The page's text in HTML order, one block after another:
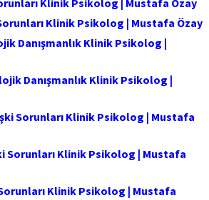
Klinik Psikolog | Mustafa Özay
Danışmanlık Klinik Psikolog |
Danışmanlık Klinik Psikolog |
Sorunları Klinik Psikolog | Mustafa
Sorunları Klinik Psikolog | Mustafa
Klinik Psikolog | Mustafa